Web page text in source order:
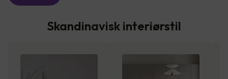
Skandinavisk interiørstil